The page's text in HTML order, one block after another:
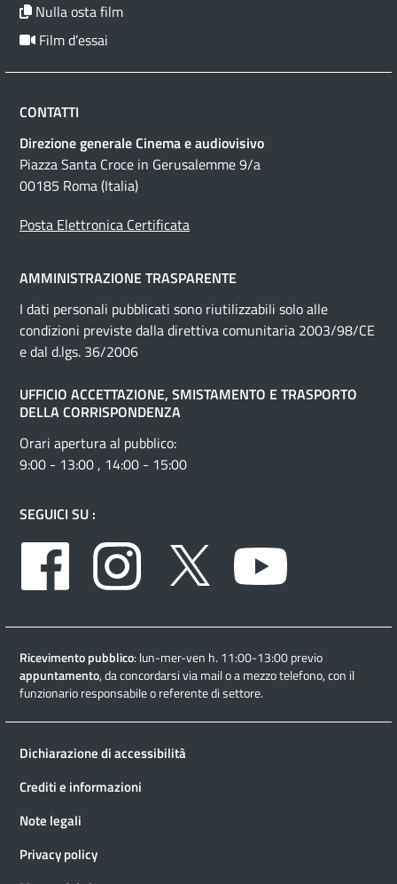
Nulla osta film
Film d’essai
CONTATTI
Direzione generale Cinema e audiovisivo
Piazza Santa Croce in Gerusalemme 9/a
00185 Roma (Italia)
Posta Elettronica Certificata
AMMINISTRAZIONE TRASPARENTE
I dati personali pubblicati sono riutilizzabili solo alle
condizioni previste dalla direttiva comunitaria 2003/98/CE
e dal d.lgs. 36/2006
UFFICIO ACCETTAZIONE, SMISTAMENTO E TRASPORTO
DELLA CORRISPONDENZA
Orari apertura al pubblico:
9:00 - 13:00 , 14:00 - 15:00
SEGUICI SU :
Facebook
Instagram Twitter
Ricevimento pubblico: lun-mer-ven h. 11:00-13:00 previo
appuntamento, da concordarsi via mail o a mezzo telefono, con il
funzionario responsabile o referente di settore.
Dichiarazione di accessibilità
Crediti e informazioni
Note legali
Privacy policy